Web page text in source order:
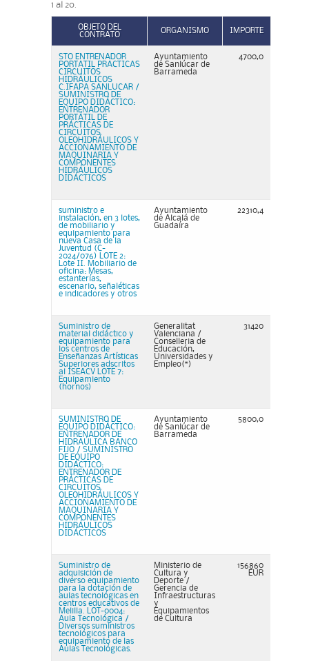
1 al 20.
OBJETO DEL
CONTRATO
ORGANISMO IMPORTE
STO ENTRENADOR
PORTATIL PRACTICAS
CIRCUITOS
HIDRÁULICOS
C.IFAPA SANLUCAR /
SUMINISTRO DE
EQUIPO DIDÁCTICO:
ENTRENADOR
PORTÁTIL DE
PRÁCTICAS DE
CIRCUITOS
OLEOHIDRÁULICOS Y
ACCIONAMIENTO DE
MAQUINARIA Y
COMPONENTES
HIDRÁULICOS
DIDÁCTICOS
Ayuntamiento
de Sanlúcar de
Barrameda
4700,0
suministro e
instalación, en 3 lotes,
de mobiliario y
equipamiento para
nueva Casa de la
Juventud (C-
2024/076) LOTE 2:
Lote II. Mobiliario de
oficina: Mesas,
estanterías,
escenario, señaléticas
e indicadores y otros
Ayuntamiento
de Alcalá de
Guadaíra
22310,4
Suministro de
material didáctico y
equipamiento para
los centros de
Enseñanzas Artísticas
Superiores adscritos
al ISEACV LOTE 7:
Equipamiento
(hornos)
Generalitat
Valenciana /
Conselleria de
Educación,
Universidades y
Empleo(*)
31420
SUMINISTRO DE
EQUIPO DIDÁCTICO:
ENTRENADOR DE
HIDRAÚLICA BANCO
FIJO / SUMINISTRO
DE EQUIPO
DIDÁCTICO:
ENTRENADOR DE
PRÁCTICAS DE
CIRCUITOS
OLEOHIDRÁULICOS Y
ACCIONAMIENTO DE
MAQUINARIA Y
COMPONENTES
HIDRÁULICOS
DIDÁCTICOS
Ayuntamiento
de Sanlúcar de
Barrameda
5800,0
Suministro de
adquisición de
diverso equipamiento
para la dotación de
aulas tecnológicas en
centros educativos de
Melilla. LOT-0004:
Aula Tecnológica /
Diversos suministros
tecnológicos para
equipamiento de las
Aulas Tecnológicas.
Ministerio de
Cultura y
Deporte /
Gerencia de
Infraestructuras
y
Equipamientos
de Cultura
156860
EUR